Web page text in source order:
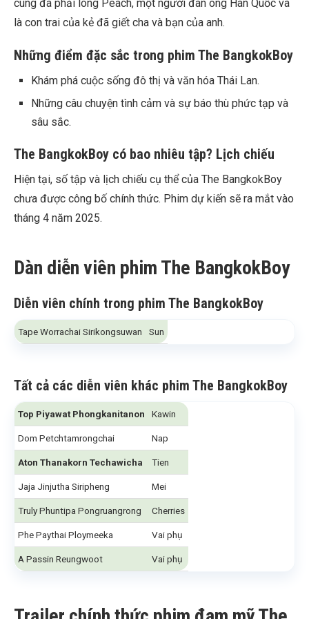
cùng đã phải lòng Peach, một người đàn ông Hàn Quốc và
là con trai của kẻ đã giết cha và bạn của anh.
Những điểm đặc sắc trong phim The BangkokBoy
Khám phá cuộc sống đô thị và văn hóa Thái Lan.
Những câu chuyện tình cảm và sự báo thù phức tạp và
sâu sắc.
The BangkokBoy có bao nhiêu tập? Lịch chiếu
Hiện tại, số tập và lịch chiếu cụ thể của The BangkokBoy
chưa được công bố chính thức. Phim dự kiến sẽ ra mắt vào
tháng 4 năm 2025.
Dàn diễn viên phim The BangkokBoy
Diễn viên chính trong phim The BangkokBoy
Tape Worrachai Sirikongsuwan Sun
Tất cả các diễn viên khác phim The BangkokBoy
Top Piyawat Phongkanitanon Kawin
Dom Petchtamrongchai Nap
Aton Thanakorn Techawicha Tien
Jaja Jinjutha Siripheng Mei
Truly Phuntipa Pongruangrong Cherries
Phe Paythai Ploymeeka Vai phụ
A Passin Reungwoot Vai phụ